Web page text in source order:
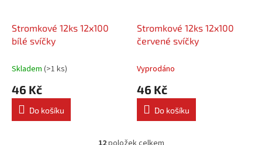
Stromkové 12ks 12x100
bílé svíčky
Skladem (>1 ks)
46 Kč
Do košíku
Stromkové 12ks 12x100
červené svíčky
Vyprodáno
46 Kč
Do košíku